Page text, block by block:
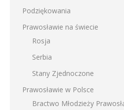
Podziękowania
Prawosławie na świecie
Rosja
Serbia
Stany Zjednoczone
Prawosławie w Polsce
Bractwo Młodzieży